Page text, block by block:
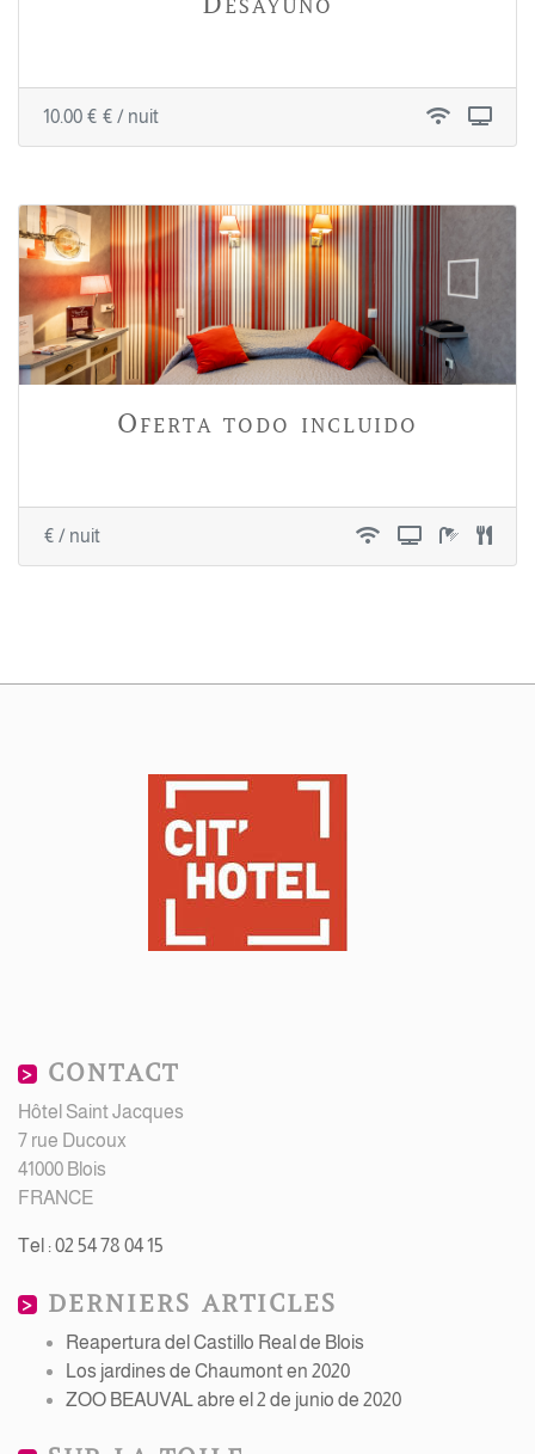
10.00 € € / nuit
Oferta todo incluido
€ / nuit
CONTACT
Hôtel Saint Jacques
7 rue Ducoux
41000 Blois
FRANCE
Tel : 02 54 78 04 15
DERNIERS ARTICLES
Reapertura del Castillo Real de Blois
Los jardines de Chaumont en 2020
ZOO BEAUVAL abre el 2 de junio de 2020